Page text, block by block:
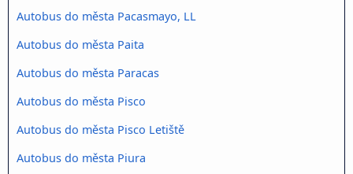
Autobus do města Pacasmayo, LL
Autobus do města Paita
Autobus do města Paracas
Autobus do města Pisco
Autobus do města Pisco Letiště
Autobus do města Piura